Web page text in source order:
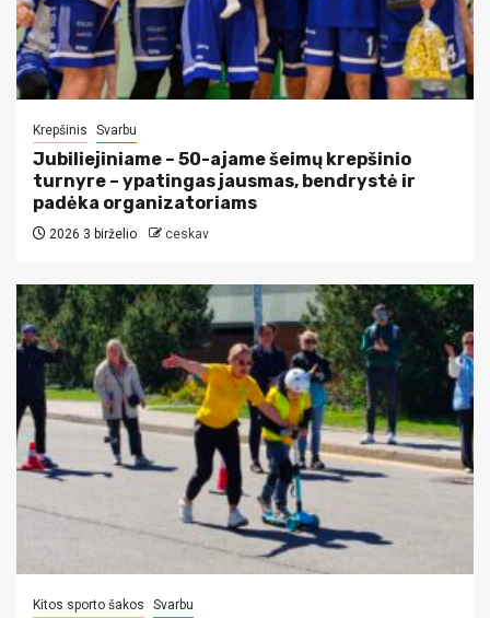
Krepšinis Svarbu
Jubiliejiniame – 50-ajame šeimų krepšinio
turnyre – ypatingas jausmas, bendrystė ir
padėka organizatoriams
2026 3 birželio ceskav
Kitos sporto šakos Svarbu